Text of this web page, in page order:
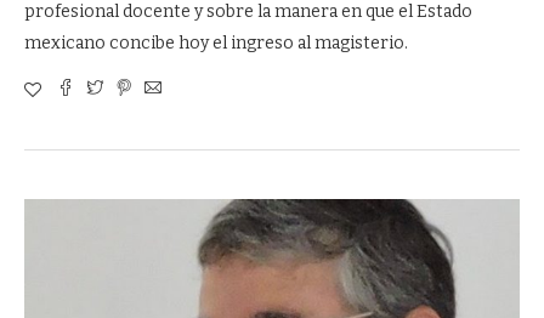
profesional docente y sobre la manera en que el Estado
mexicano concibe hoy el ingreso al magisterio.